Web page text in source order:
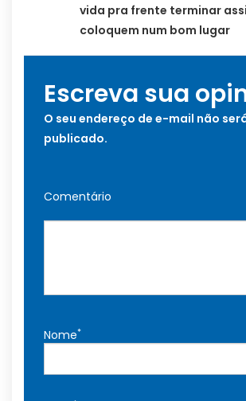
vida pra frente terminar
coloquem num bom lugar
Escreva sua
O seu endereço de e-mail não
publicado.
Comentário
Nome*